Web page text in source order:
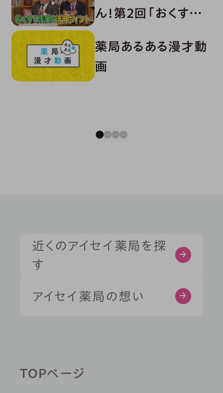
ん！第2回「おくすり
手帳」
薬局あるある漫才動
画
キーワード検索
近くのアイセイ薬局を探
す
アイセイ薬局の想い
TOPページ